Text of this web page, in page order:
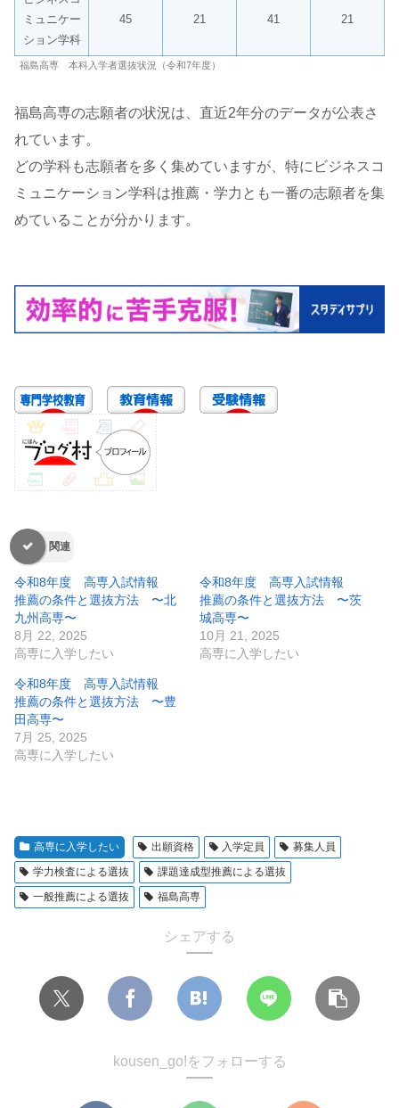
ミュニケー
ション学科
45 21 41 21
福島高専 本科入学者選抜状況（令和7年度）
福島高専の志願者の状況は、直近2年分のデータが公表さ
れています。
どの学科も志願者を多く集めていますが、特にビジネスコ
ミュニケーション学科は推薦・学力とも一番の志願者を集
めていることが分かります。
関連
令和8年度 高専入試情報
推薦の条件と選抜方法 〜北
九州高専〜
8月 22, 2025
高専に入学したい
令和8年度 高専入試情報
推薦の条件と選抜方法 〜茨
城高専〜
10月 21, 2025
高専に入学したい
令和8年度 高専入試情報
推薦の条件と選抜方法 〜豊
田高専〜
7月 25, 2025
高専に入学したい
高専に入学したい 出願資格 入学定員
募集人員
学力検査による選抜
課題達成型推薦による選抜
一般推薦による選抜
福島高専
シェアする
kousen_go!をフォローする